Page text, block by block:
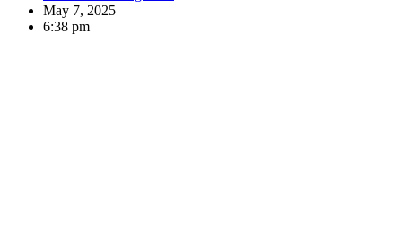
May 7, 2025
6:38 pm